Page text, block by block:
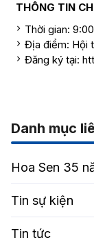
THÔNG TIN
Thời gian:
Địa điểm: Hội
Đăng ký tại:
Danh mục
Hoa Sen 35
Tin sự kiện
Tin tức